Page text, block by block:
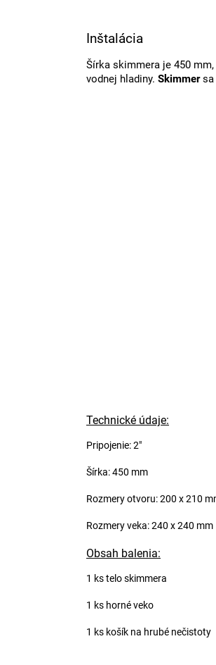
Inštalácia
Šírka skimmera je 450
vodnej hladiny. Skimmersa
Technické údaje:
Pripojenie: 2"
Šírka: 450 mm
Rozmery otvoru: 200 x 210
Rozmery veka: 240 x 240 mm
Obsah balenia:
1 ks telo skimmera
1 ks horné veko
1 ks košík na hrubé nečistoty